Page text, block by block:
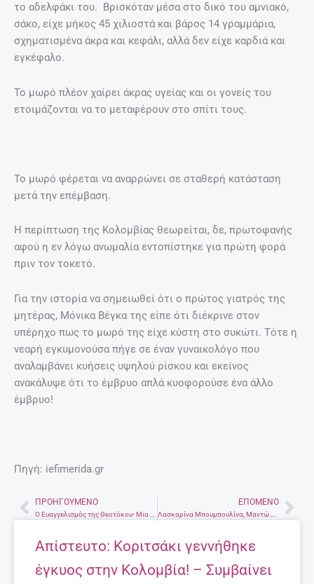
το αδελφάκι του. Βρισκόταν μέσα στο δικό του αμνιακό,
σάκο, είχε μήκος 45 χιλιοστά και βάρος 14 γραμμάρια,
σχηματισμένα άκρα και κεφάλι, αλλά δεν είχε καρδιά και
εγκέφαλο.
Το μωρό πλέον χαίρει άκρας υγείας και οι γονείς του
ετοιμάζονται να το μεταφέρουν στο σπίτι τους.
Το μωρό φέρεται να αναρρώνει σε σταθερή κατάσταση
μετά την επέμβαση.
Η περίπτωση της Κολομβίας θεωρείται, δε, πρωτοφανής
αφού η εν λόγω ανωμαλία εντοπίστηκε για πρώτη φορά
πριν τον τοκετό.
Για την ιστορία να σημειωθεί ότι ο πρώτος γιατρός της
μητέρας, Μόνικα Βέγκα της είπε ότι διέκρινε στον
υπέρηχο πως το μωρό της είχε κύστη στο συκώτι. Τότε η
νεαρή εγκυμονούσα πήγε σε έναν γυναικολόγο που
αναλαμβάνει κυήσεις υψηλού ρίσκου και εκείνος
ανακάλυψε ότι το έμβρυο απλά κυοφορούσε ένα άλλο
έμβρυο!
Πηγή: iefimerida.gr
Prev
ΠΡΟΗΓΟΎΜΕΝΟ ΕΠΌΜΕΝΟ
Απίστευτο: Κοριτσάκι γεννήθηκε
έγκυος στην Κολομβία! – Συμβαίνει